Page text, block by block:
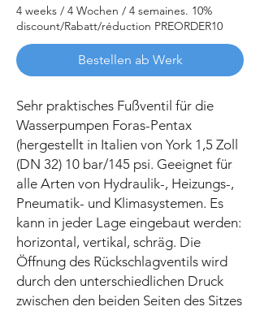
4 weeks / 4 Wochen / 4 semaines. 10%
discount/Rabatt/réduction PREORDER10
Bestellen ab Werk
Sehr praktisches Fußventil für die
Wasserpumpen Foras-Pentax
(hergestellt in Italien von York 1,5 Zoll
(DN 32) 10 bar/145 psi. Geeignet für
alle Arten von Hydraulik-, Heizungs-,
Pneumatik- und Klimasystemen. Es
kann in jeder Lage eingebaut werden:
horizontal, vertikal, schräg. Die
Öffnung des Rückschlagventils wird
durch den unterschiedlichen Druck
zwischen den beiden Seiten des Sitzes